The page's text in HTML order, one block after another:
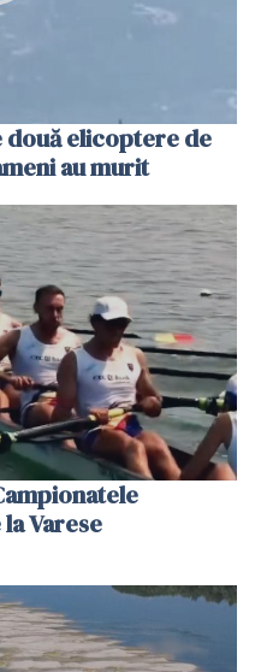
două elicoptere de
au murit
Varese